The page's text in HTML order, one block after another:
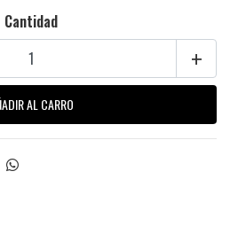
Cantidad
+